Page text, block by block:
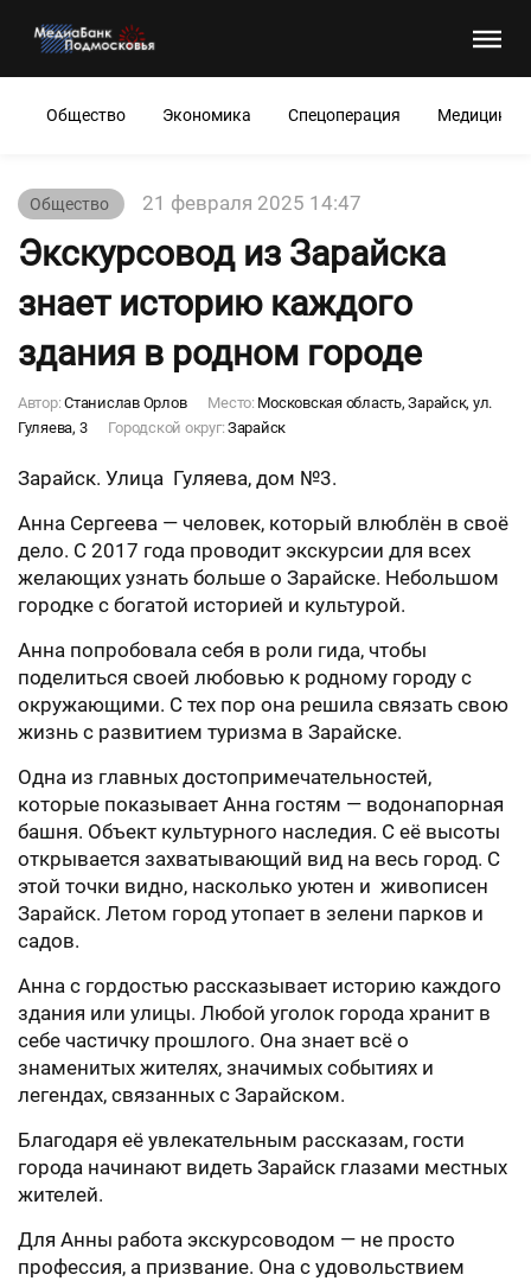
Общество Экономика Спецоперация Медицина
Общество 21 февраля 2025 14:47
Экскурсовод из Зарайска
знает историю каждого
здания в родном городе
Автор:Станислав Орлов Место: Московская область, Зарайск, ул.
Гуляева, 3
Городской округ: Зарайск
Зарайск. Улица Гуляева, дом №3.
Анна Сергеева — человек, который влюблён в своё
дело. С 2017 года проводит экскурсии для всех
желающих узнать больше о Зарайске. Небольшом
городке с богатой историей и культурой.
Анна попробовала себя в роли гида, чтобы
поделиться своей любовью к родному городу с
окружающими. С тех пор она решила связать свою
жизнь с развитием туризма в Зарайске.
Одна из главных достопримечательностей,
которые показывает Анна гостям — водонапорная
башня. Объект культурного наследия. С её высоты
открывается захватывающий вид на весь город. С
этой точки видно, насколько уютен и живописен
Зарайск. Летом город утопает в зелени парков и
садов.
Анна с гордостью рассказывает историю каждого
здания или улицы. Любой уголок города хранит в
себе частичку прошлого. Она знает всё о
знаменитых жителях, значимых событиях и
легендах, связанных с Зарайском.
Благодаря её увлекательным рассказам, гости
города начинают видеть Зарайск глазами местных
жителей.
Для Анны работа экскурсоводом — не просто
профессия, а призвание. Она с удовольствием